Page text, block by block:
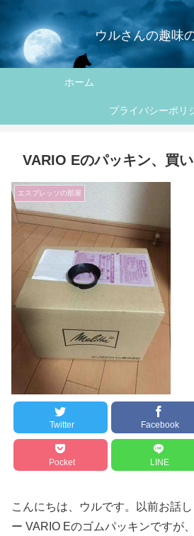
ウルさんの趣味
ホーム
プライバシーポリ
VARIO Eのパッキン、買い
エスプレッソの部屋
Twitter Facebook
Pocket LINE
こんにちは、ウルです。以前お話
ー VARIO Eのゴムパッキンですが